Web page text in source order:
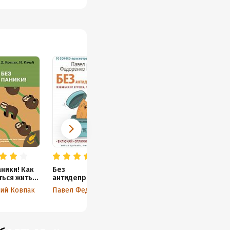
Как
жить
и
Ковпак
Без
антидепрессант
ов! Избавься от
стресса, тревоги